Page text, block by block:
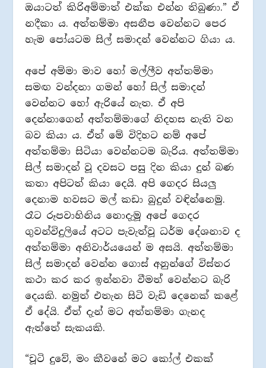
ඔයාටත් කිරිඅම්මාත් එක්ක එන්න තිබුණා.” ඒ
නදීකා ය. අත්තම්මා අසනීප වෙන්නට පෙර
හැම පෝයටම සිල් සමාදන් වෙන්නට ගියා ය.
අපේ අම්මා මාව හෝ මල්ලීව අත්තම්මා
සමඟ වන්දනා ගමන් හෝ සිල් සමාදන්
වෙන්නට හෝ ඇරියේ නැත. ඒ අපි
දෙන්නාගෙන් අත්තම්මාගේ නිදහස නැති වන
බව කියා ය. ඒත් මේ විදිහට නම් අපේ
අත්තම්මා සිටියා වෙන්නටම බැරිය. අත්තම්මා
සිල් සමාදන් වූ දවසට පසු දින කියා දුන් බණ
කතා අපිටත් කියා දෙයි. අපි ගෙදර සියලු
දෙනාම හවසට මල් කඩා බුදුන් වඳින්නෙමු.
රෑට රූපවාහිනිය නොදැමූ අපේ ගෙදර
ගුවන්විදුලියේ අටට පැවැත්වූ ධර්ම දේශනාව ද
අත්තම්මා අනිවාර්යයෙන් ම අසයි. අත්තම්මා
සිල් සමාදන් වෙන්න ගොස් අනුන්ගේ විස්තර
කථා කර කර ඉන්නවා වීමත් වෙන්නට බැරි
දෙයකි. නමුත් එතැන සිටි වැඩි දෙනෙක් කළේ
ඒ දේයි. ඒත් දැන් මට අත්තම්මා ගැනද
ඇත්තේ සැකයකි.
“චූටි දුවේ, මං කීවනේ මට කෝල් එකක්